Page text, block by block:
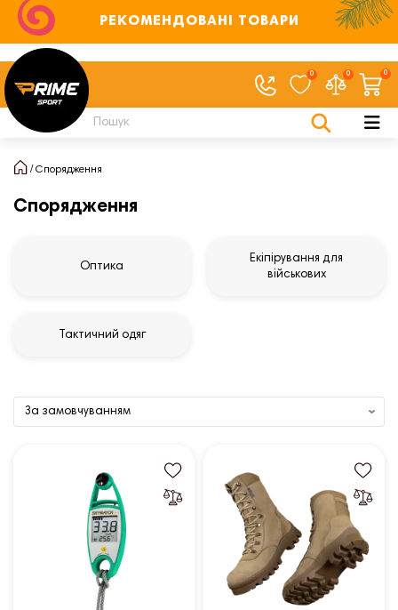
РЕКОМЕНДОВАНІ ТОВАРИ
0 0 0
Спорядження
Спорядження
Оптика
Екіпірування для
військових
Тактичний одяг